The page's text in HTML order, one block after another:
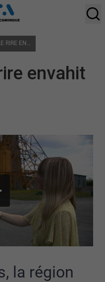
VAL-D’OR : LE RIRE ENVAHIT LA RÉGION!
envahit
la région